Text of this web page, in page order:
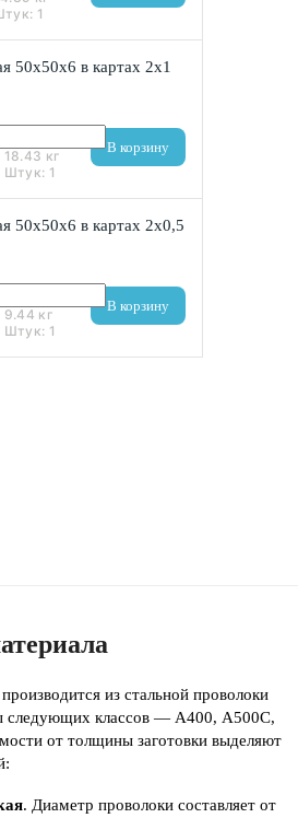
1
50х50x6 в картах 2х1
В корзину
18.43 кг
Штук: 1
50х50x6 в картах 2х0,5
В корзину
9.44 кг
Штук: 1
производится из стальной проволоки
следующих классов — А400, А500С,
от толщины заготовки выделяют
. Диаметр проволоки составляет от